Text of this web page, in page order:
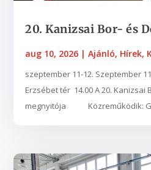
20. Kanizsai Bor- és
aug 10, 2026 |Ajánló, Hírek,
szeptember 11-12. Szeptember
Erzsébet tér 14.00 A 20. Kanizsai
megnyitója Közreműködik: